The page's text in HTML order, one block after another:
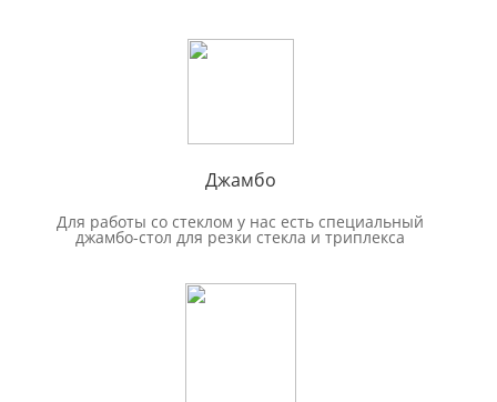
Джамбо
Для работы со стеклом у нас есть специальный
джамбо-стол для резки стекла и триплекса